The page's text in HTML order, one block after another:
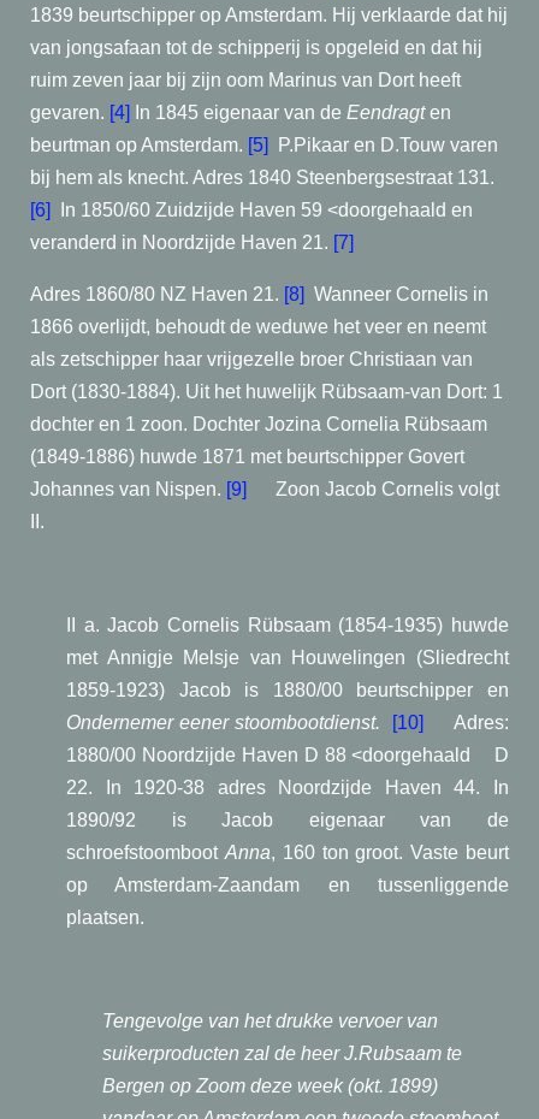
1839 beurtschipper op Amsterdam. Hij verklaarde dat hij
van jongsafaan tot de schipperij is opgeleid en dat hij
ruim zeven jaar bij zijn oom Marinus van Dort heeft
gevaren. [4] In 1845 eigenaar van de Eendragten
beurtman op Amsterdam. [5]
P.Pikaar en D.Touw varen
bij hem als knecht. Adres 1840 Steenbergsestraat 131.
[6]
In 1850/60 Zuidzijde Haven 59 <doorgehaald en
veranderd in Noordzijde Haven 21. [7]
Adres 1860/80 NZ Haven 21. [8] Wanneer Cornelis in
1866 overlijdt, behoudt de weduwe het veer en neemt
als zetschipper haar vrijgezelle broer Christiaan van
Dort (1830-1884). Uit het huwelijk Rübsaam-van Dort: 1
dochter en 1 zoon. Dochter Jozina Cornelia Rübsaam
(1849-1886) huwde 1871 met beurtschipper Govert
Johannes van Nispen. [9]
Zoon Jacob Cornelis volgt
II.
II a. Jacob Cornelis Rübsaam (1854-1935) huwde
met Annigje Melsje van
Houwelingen (Sliedrecht
1859-1923) Jacob is 1880/00 beurtschipper en
Ondernemer eener stoombootdienst.
[10]
Adres:
1880/00 Noordzijde Haven D 88 <doorgehaald
D
22. In 1920-38 adres Noordzijde Haven 44. In
1890/92 is Jacob eigenaar van de
schroefstoomboot Anna, 160 ton groot. Vaste beurt
op Amsterdam-Zaandam en tussenliggende
plaatsen.
Tengevolge van het drukke vervoer van
suikerproducten zal de heer J.Rubsaam te
Bergen op Zoom deze week (okt. 1899)